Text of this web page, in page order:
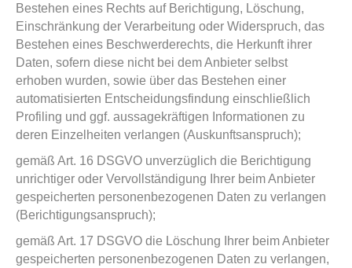
Bestehen eines Rechts auf Berichtigung, Löschung,
Einschränkung der Verarbeitung oder Widerspruch, das
Bestehen eines Beschwerderechts, die Herkunft ihrer
Daten, sofern diese nicht bei dem Anbieter selbst
erhoben wurden, sowie über das Bestehen einer
automatisierten Entscheidungsfindung einschließlich
Profiling und ggf. aussagekräftigen Informationen zu
deren Einzelheiten verlangen (Auskunftsanspruch);
gemäß Art. 16 DSGVO unverzüglich die Berichtigung
unrichtiger oder Vervollständigung Ihrer beim Anbieter
gespeicherten personenbezogenen Daten zu verlangen
(Berichtigungsanspruch);
gemäß Art. 17 DSGVO die Löschung Ihrer beim Anbieter
gespeicherten personenbezogenen Daten zu verlangen,